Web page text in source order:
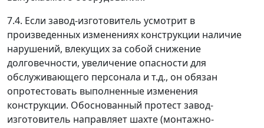
7.4. Если завод-изготовитель усмотрит в
произведенных изменениях конструкции наличие
нарушений, влекущих за собой снижение
долговечности, увеличение опасности для
обслуживающего персонала и т.д., он обязан
опротестовать выполненные изменения
конструкции. Обоснованный протест завод-
изготовитель направляет шахте (монтажно-